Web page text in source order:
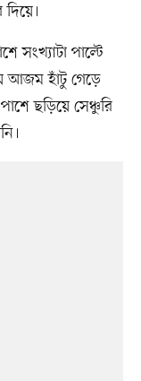
সংখ্যাটা পাল্টে
আজম হাঁটু গেড়ে
ছড়িয়ে সেঞ্চুরি